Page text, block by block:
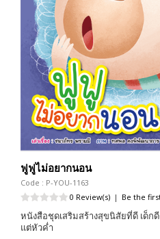
ฟูฟูไม่อยากนอน
Code : P-YOU-1163
0 Review(s) | Be the
หนังสือชุดเสริมสร้างสุขนิสัยที่ดี เด็ก
แต่หัวค่ำ